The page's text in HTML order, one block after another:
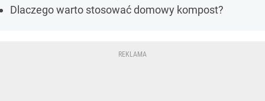
Dlaczego warto stosować domowy kompost?